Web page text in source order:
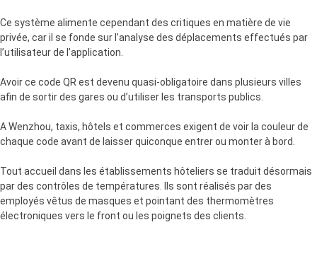
Ce système alimente cependant des critiques en matière de vie
privée, car il se fonde sur l’analyse des déplacements effectués par
l’utilisateur de l’application.
Avoir ce code QR est devenu quasi-obligatoire dans plusieurs villes
afin de sortir des gares ou d’utiliser les transports publics.
A Wenzhou, taxis, hôtels et commerces exigent de voir la couleur de
chaque code avant de laisser quiconque entrer ou monter à bord.
Tout accueil dans les établissements hôteliers se traduit désormais
par des contrôles de températures. Ils sont réalisés par des
employés vêtus de masques et pointant des thermomètres
électroniques vers le front ou les poignets des clients.